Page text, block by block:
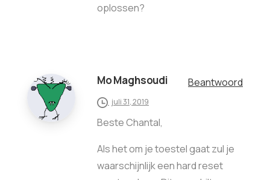
oplossen?
Mo Maghsoudi Beantwoord
juli 31, 2019
Beste Chantal,
Als het om je toestel gaat zul je
waarschijnlijk een hard reset